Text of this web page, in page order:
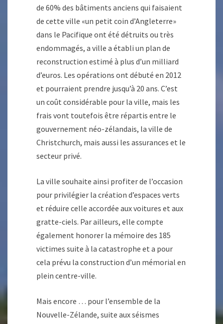
de 60% des bâtiments anciens qui faisaient
de cette ville «un petit coin d’Angleterre»
dans le Pacifique ont été détruits ou très
endommagés, a ville a établi un plan de
reconstruction estimé à plus d’un milliard
d’euros. Les opérations ont débuté en 2012
et pourraient prendre jusqu’à 20 ans. C’est
un coût considérable pour la ville, mais les
frais vont toutefois être répartis entre le
gouvernement néo-zélandais, la ville de
Christchurch, mais aussi les assurances et le
secteur privé.
La ville souhaite ainsi profiter de l’occasion
pour privilégier la création d’espaces verts
et réduire celle accordée aux voitures et aux
gratte-ciels. Par ailleurs, elle compte
également honorer la mémoire des 185
victimes suite à la catastrophe et a pour
cela prévu la construction d’un mémorial en
plein centre-ville.
Mais encore … pour l’ensemble de la
Nouvelle-Zélande, suite aux séismes